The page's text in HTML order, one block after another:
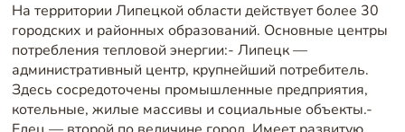
На территории Липецкой области действует более 30
городских и районных образований. Основные центры
потребления тепловой энергии:- Липецк —
административный центр, крупнейший потребитель.
Здесь сосредоточены промышленные предприятия,
котельные, жилые массивы и социальные объекты.-